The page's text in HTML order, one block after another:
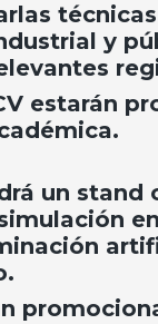
y
estarán
un stand